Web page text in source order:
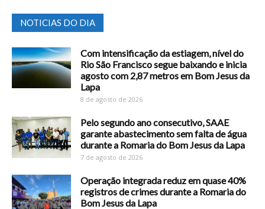
NOTICIAS DO DIA
Com intensificação da estiagem, nível do
Rio São Francisco segue baixando e inicia
agosto com 2,87 metros em Bom Jesus da
Lapa
8 de agosto de 2026
Pelo segundo ano consecutivo, SAAE
garante abastecimento sem falta de água
durante a Romaria do Bom Jesus da Lapa
7 de agosto de 2026
Operação integrada reduz em quase 40%
registros de crimes durante a Romaria do
Bom Jesus da Lapa